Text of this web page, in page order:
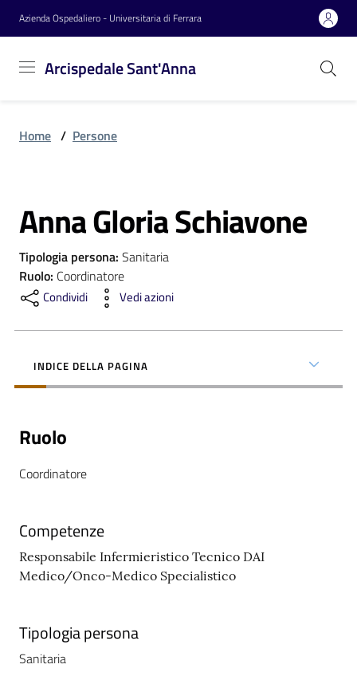
Vai al contenuto
Vai alla navigazione
Vai al footer
Azienda Ospedaliero - Universitaria di Ferrara
Arcispedale Sant'Anna
Sant'Anna
Azienda
Servizi
Reparti
Novità
a
a
d
e
e
r
v
Home / Persone
Salta al contenuto
Anna Gloria Schiavone
Tipologia persona: Sanitaria
Ruolo: Coordinatore
Condividi Vedi azioni
INDICE DELLA PAGINA
Ruolo
Coordinatore
Competenze
Responsabile Infermieristico Tecnico DAI
Medico/Onco-Medico Specialistico
Tipologia persona
Sanitaria